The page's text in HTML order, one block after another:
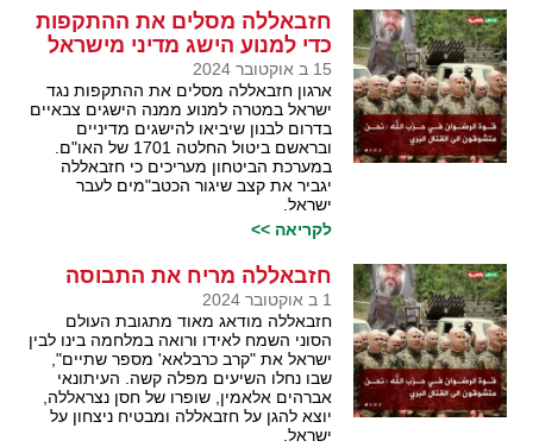
חזבאללה מסלים את ההתקפות
כדי למנוע הישג מדיני מישראל
15 ב אוקטובר 2024
ארגון חזבאללה מסלים את ההתקפות נגד
ישראל במטרה למנוע ממנה הישגים צבאיים
בדרום לבנון שיביאו להישגים מדיניים
ובראשם ביטול החלטה 1701 של האו"ם.
במערכת הביטחון מעריכים כי חזבאללה
יגביר את קצב שיגור הכטב"מים לעבר
ישראל.
לקריאה >>
חזבאללה מריח את התבוסה
1 ב אוקטובר 2024
חזבאללה מודאג מאוד מתגובת העולם
הסוני השמח לאידו ורואה במלחמה בינו לבין
ישראל את "קרב כרבלאא' מספר שתיים",
שבו נחלו השיעים מפלה קשה. העיתונאי
אברהים אלאמין, שופרו של חסן נצראללה,
יוצא להגן על חזבאללה ומבטיח ניצחון על
ישראל.